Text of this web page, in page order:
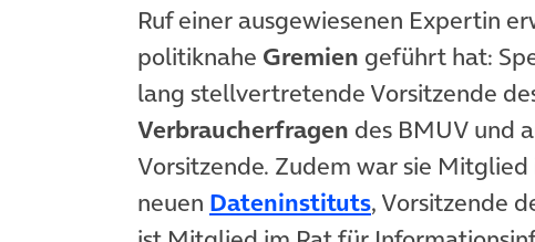
Ruf einer ausgewiesenen Expertin
politiknahe Gremien geführt hat:
lang stellvertretende Vorsitzende
Verbraucherfragen des BMUV und
Vorsitzende. Zudem war sie Mitglied
neuen Dateninstituts(öffnet in
, Vorsitzende